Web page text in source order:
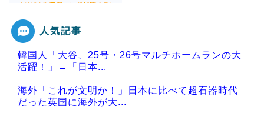
Powered by livedoor 相互RSS
人気記事
韓国人「大谷、25号・26号マルチホームランの大
活躍！」→「日本...
海外「これが文明か！」日本に比べて超石器時代
だった英国に海外が大...